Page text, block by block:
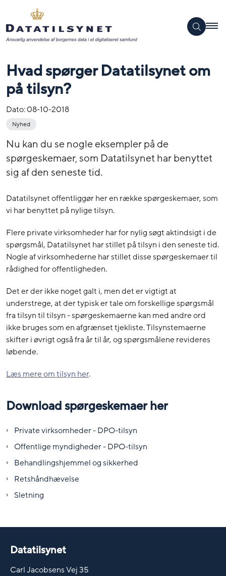
Hvad spørger Datatilsynet om
på tilsyn?
Dato:08-10-2018
Nyhed
Nu kan du se nogle eksempler på de
spørgeskemaer, som Datatilsynet har benyttet
sig af den seneste tid.
Datatilsynet offentliggør her en række spørgeskemaer, som
vi har benyttet på nylige tilsyn.
Flere private virksomheder har for nylig søgt aktindsigt i de
spørgsmål, Datatilsynet har stillet på tilsyn i den seneste tid.
Nogle af virksomhederne har stillet disse spørgeskemaer til
rådighed for offentligheden.
Det er der ikke noget galt i, men det er vigtigt at
understrege, at der typisk er tale om forskellige spørgsmål
fra tilsyn til tilsyn - spørgeskemaerne kan med andre ord
ikke bruges som en afgrænset tjekliste. Tilsynstemaerne
skifter i øvrigt også fra år til år, og spørgsmålene revideres
løbende.
Læs mere om tilsyn her.
Download spørgeskemaer her
Private virksomheder - DPO-tilsyn
Offentlige myndigheder - DPO-tilsyn
Behandlingshjemmel og sikkerhed
Retshåndhævelse
Sletning
Datatilsynet
Carl Jacobsens Vej 35